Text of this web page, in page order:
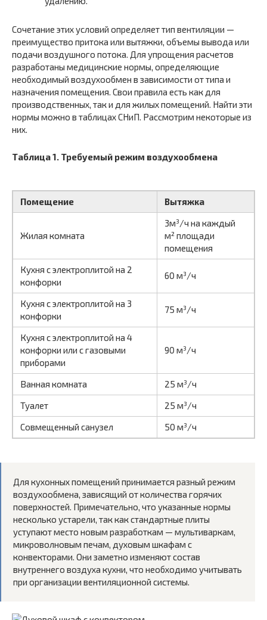
Сочетание этих условий определяет тип вентиляции —
преимущество притока или вытяжки, объемы вывода или
подачи воздушного потока. Для упрощения расчетов
разработаны медицинские нормы, определяющие
необходимый воздухообмен в зависимости от типа и
назначения помещения. Свои правила есть как для
производственных, так и для жилых помещений. Найти эти
нормы можно в таблицах СНиП. Рассмотрим некоторые из
них.
Таблица 1. Требуемый режим воздухообмена
Помещение Вытяжка
Жилая комната
3м³/ч на каждый
м² площади
помещения
Кухня с электроплитой на 2
конфорки
60 м³/ч
Кухня с электроплитой на 3
конфорки
75 м³/ч
Кухня с электроплитой на 4
конфорки или с газовыми
приборами
90 м³/ч
Ванная комната
25 м³/ч
Туалет
25 м³/ч
Совмещенный санузел
50 м³/ч
Для кухонных помещений принимается разный режим
воздухообмена, зависящий от количества горячих
поверхностей. Примечательно, что указанные нормы
несколько устарели, так как стандартные плиты
уступают место новым разработкам — мультиваркам,
микроволновым печам, духовым шкафам с
конвекторами. Они заметно изменяют состав
внутреннего воздуха кухни, что необходимо учитывать
при организации вентиляционной системы.